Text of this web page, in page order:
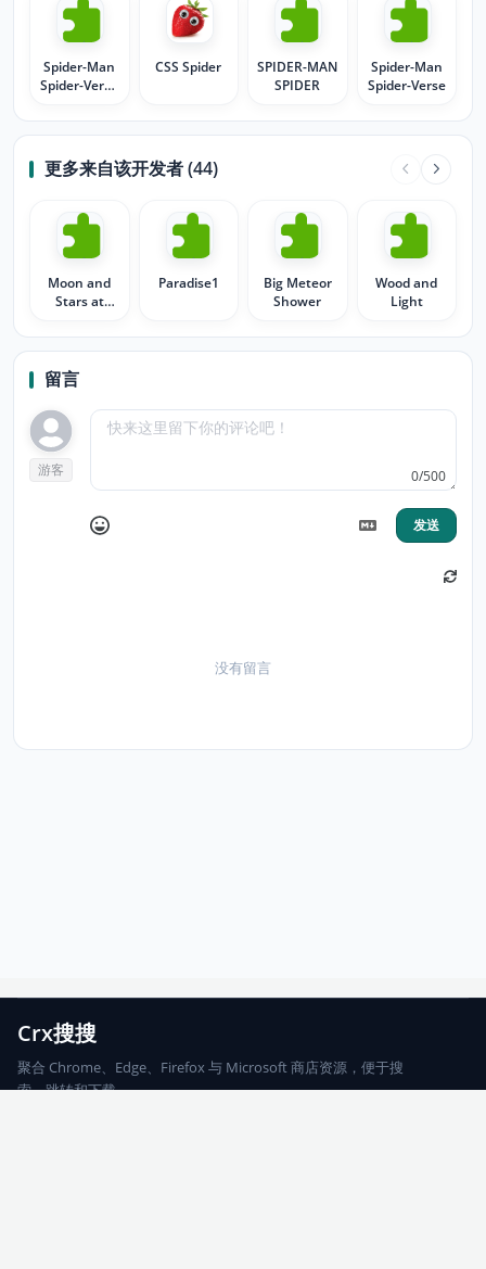
Spider-Man
Spider-Verse
CSS Spider
SPIDER-MAN
SPIDER
Spider-Man
Spider-Verse
更多来自该开发者 (44)
Moon and
Stars at
Paradise1
Big Meteor
Shower
Wood and
Light
留言
游客 0/500
发送
没有留言
Crx搜搜
聚合 Chrome、Edge、Firefox 与 Microsoft 商店资源，便于搜
索、跳转和下载。